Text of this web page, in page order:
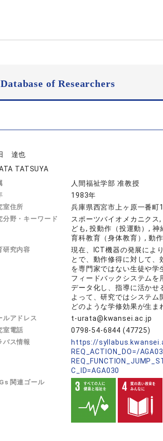
Database of Researchers
達也
TATSUYA
人間福祉学部 准教授
1983年
室住所 兵庫県西宮市上ヶ原一番町
分野・キーワード
スポーツバイオメカニク
ども, 投動作（投運動）,
育科教育（身体教育）, 動
研究内容
現在、ICT機器の発展によ
とで、動作修得に対して
を専門家ではない生徒や学
フィードバックシステムを
データ化し、指導に活かせ
よって、研究ではシステム
どのような学修効果が生ま
ルアドレス t-urata@kwansei.ac.jp
室電話 0798-54-6844 (47725)
バス情報
https://
REQ_ACTION_DO=/
C_ID=AGA030
関連ゴール